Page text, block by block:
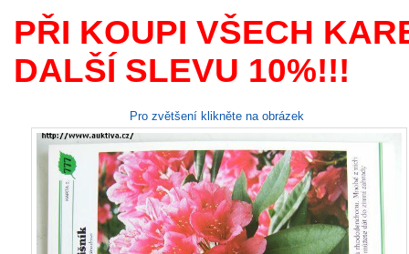
PŘI KOUPI VŠECH
DALŠÍ SLEVU 10%!!!
Pro zvětšení klikněte na obrázek